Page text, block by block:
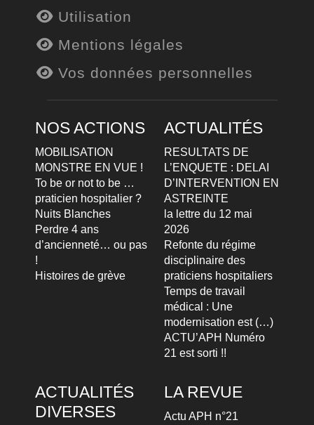
Utilisation
Mentions légales
Vos données personnelles
NOS ACTIONS
MOBILISATION
MONSTRE EN VUE !
To be or not to be …
praticien hospitalier ?
Nuits Blanches
Perdre 4 ans
d’ancienneté… ou pas
!
Histoires de grève
ACTUALITÉS
RESULTATS DE
L’ENQUETE : DELAI
D’INTERVENTION EN
ASTREINTE
la lettre du 12 mai
2026
Refonte du régime
disciplinaire des
praticiens hospitaliers
Temps de travail
médical : Une
modernisation est (…)
ACTU’APH Numéro
21 est sorti !!
ACTUALITÉS
DIVERSES
LA REVUE
Actu APH n°21